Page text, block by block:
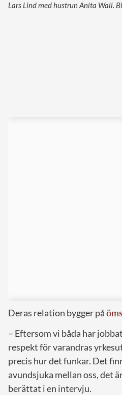
Lars Lind med hustrun Anita Wall.
Deras relation bygger på
– Eftersom vi båda har
respekt för varandras
precis hur det funkar. Det
avundsjuka mellan oss, det
berättat i en intervju.